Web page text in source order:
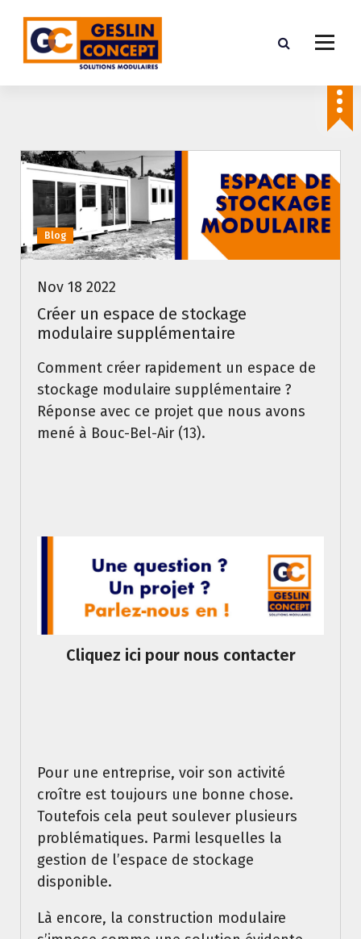
Blog
Nov 18 2022
Créer un espace de stockage
modulaire supplémentaire
Comment créer rapidement un espace de
stockage modulaire supplémentaire ?
Réponse avec ce projet que nous avons
mené à Bouc-Bel-Air (13).
Cliquez ici pour nous contacter
Pour une entreprise, voir son activité
croître est toujours une bonne chose.
Toutefois cela peut soulever plusieurs
problématiques. Parmi lesquelles la
gestion de l’espace de stockage
disponible.
Là encore, la construction modulaire